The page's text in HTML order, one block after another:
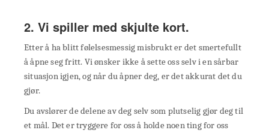
2. Vi spiller med skjulte kort.
Etter å ha blitt følelsesmessig misbrukt er det smertefullt
å åpne seg fritt. Vi ønsker ikke å sette oss selv i en sårbar
situasjon igjen, og når du åpner deg, er det akkurat det du
gjør.
Du avslører de delene av deg selv som plutselig gjør deg til
et mål. Det er tryggere for oss å holde noen ting for oss